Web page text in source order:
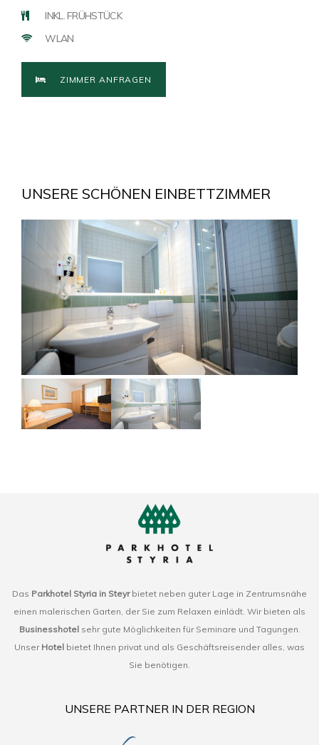
INKL. FRÜHSTÜCK
WLAN
ZIMMER ANFRAGEN
UNSERE SCHÖNEN EINBETTZIMMER
Das Parkhotel Styria in Steyrbietet neben guter Lage in Zentrumsnähe
einen malerischen Garten, der Sie zum Relaxen einlädt. Wir bieten als
Businesshotelsehr gute Möglichkeiten für Seminare und Tagungen.
Unser Hotel bietet Ihnen privat und als Geschäftsreisender alles, was
Sie benötigen.
UNSERE PARTNER IN DER REGION